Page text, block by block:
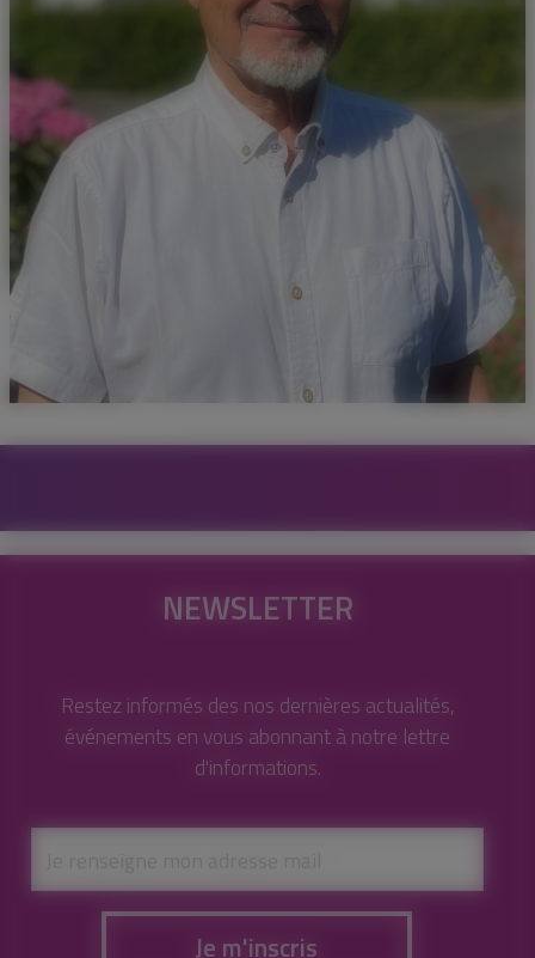
NEWSLETTER
Restez informés des nos dernières actualités,
événements en vous abonnant à notre lettre
d'informations.
Je m'inscris